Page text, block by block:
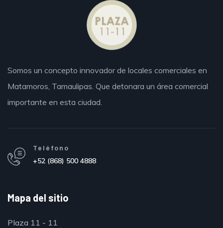
Somos un concepto innovador de locales comerciales en
Matamoros, Tamaulipas. Que detonara un área comercial
importante en esta ciudad.
Teléfono
+52 (868) 500 4888
Mapa del sitio
Plaza 11 - 11